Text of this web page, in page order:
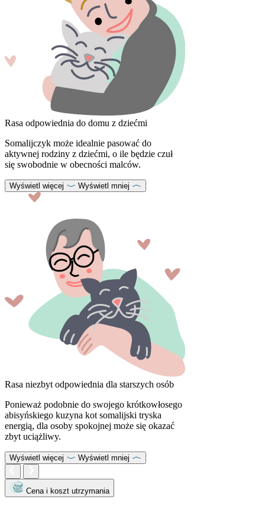
Rasa odpowiednia do domu z dziećmi
Somalijczyk może idealnie pasować do
aktywnej rodziny z dziećmi, o ile będzie czuł
się swobodnie w obecności malców.
Wyświetl więcej Wyświetl mniej
Rasa niezbyt odpowiednia dla starszych osób
Ponieważ podobnie do swojego krótkowłosego
abisyńskiego kuzyna kot somalijski tryska
energią, dla osoby spokojnej może się okazać
zbyt uciążliwy.
Wyświetl więcej Wyświetl mniej
Cena i koszt utrzymania